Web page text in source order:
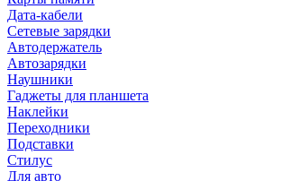
Дата-кабели
Сетевые зарядки
Автодержатель
Автозарядки
Наушники
Гаджеты для планшета
Наклейки
Переходники
Подставки
Стилус
Для авто